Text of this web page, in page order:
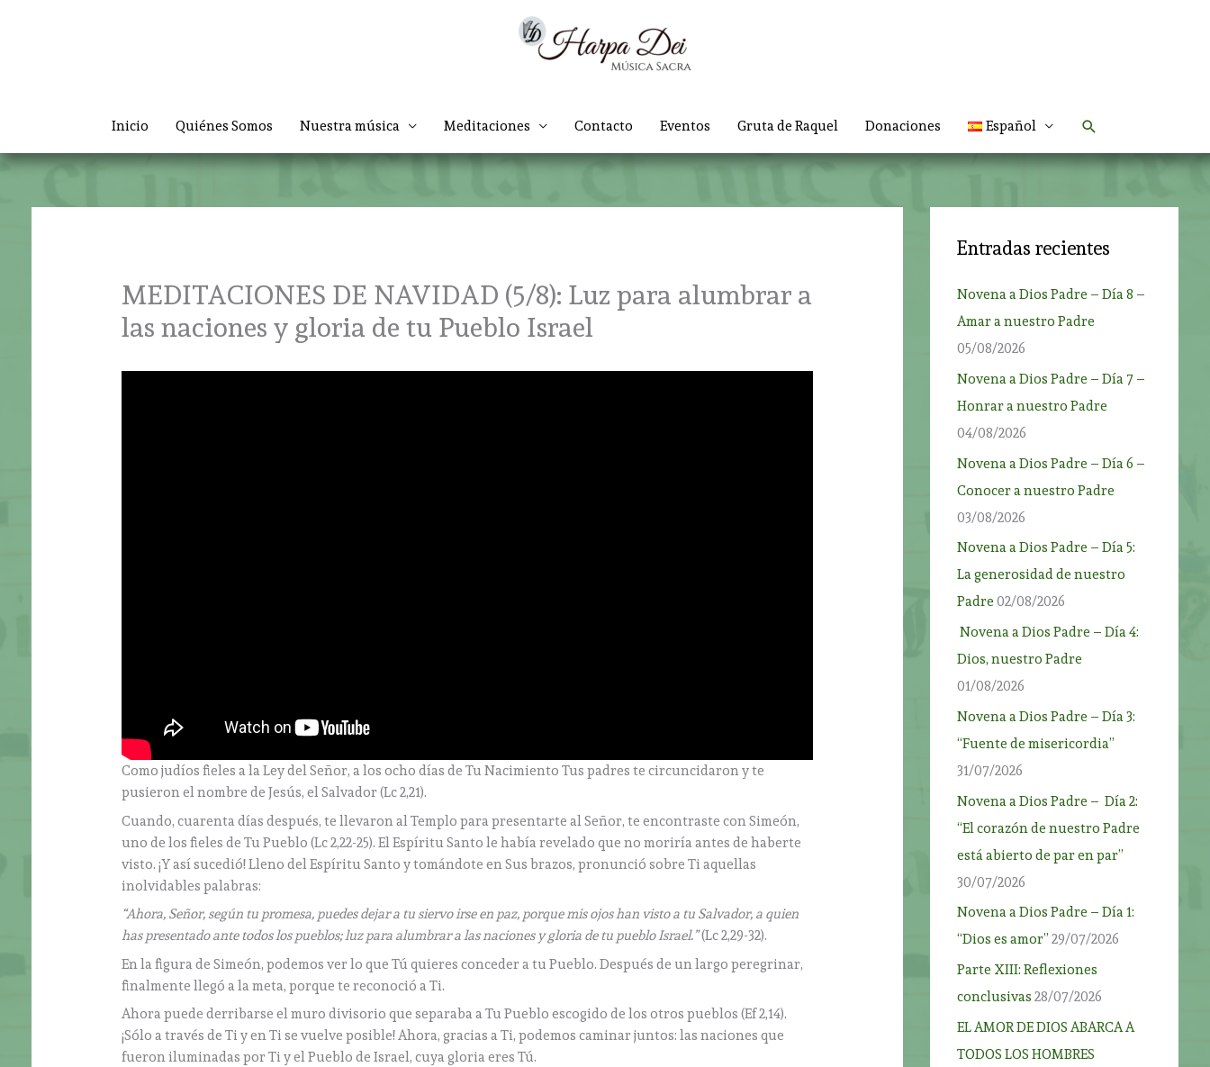
Inicio Quiénes Somos Nuestra música Meditaciones Contacto Eventos Gruta de Raquel Donaciones Español Buscar
MEDITACIONES DE NAVIDAD (5/8): Luz para alumbrar a
las naciones y gloria de tu Pueblo Israel
Como judíos fieles a la Ley del Señor, a los ocho días de Tu Nacimiento Tus padres te circuncidaron y te
pusieron el nombre de Jesús, el Salvador (Lc 2,21).
Cuando, cuarenta días después, te llevaron al Templo para presentarte al Señor, te encontraste con Simeón,
uno de los fieles de Tu Pueblo (Lc 2,22-25). El Espíritu Santo le había revelado que no moriría antes de haberte
visto. ¡Y así sucedió! Lleno del Espíritu Santo y tomándote en Sus brazos, pronunció sobre Ti aquellas
inolvidables palabras:
“Ahora, Señor, según tu promesa, puedes dejar a tu siervo irse en paz, porque mis ojos han visto a tu Salvador, a quien
has presentado ante todos los pueblos; luz para alumbrar a las naciones y gloria de tu pueblo Israel.”(Lc 2,29-32).
En la figura de Simeón, podemos ver lo que Tú quieres conceder a tu Pueblo. Después de un largo peregrinar,
finalmente llegó a la meta, porque te reconoció a Ti.
Ahora puede derribarse el muro divisorio que separaba a Tu Pueblo escogido de los otros pueblos (Ef 2,14).
¡Sólo a través de Ti y en Ti se vuelve posible! Ahora, gracias a Ti, podemos caminar juntos: las naciones que
fueron iluminadas por Ti y el Pueblo de Israel, cuya gloria eres Tú.
Entradas recientes
Novena a Dios Padre – Día 8 –
Amar a nuestro Padre
05/08/2026
Novena a Dios Padre – Día 7 –
Honrar a nuestro Padre
04/08/2026
Novena a Dios Padre – Día 6 –
Conocer a nuestro Padre
03/08/2026
Novena a Dios Padre – Día 5:
La generosidad de nuestro
Padre 02/08/2026
Novena a Dios Padre – Día 4:
Dios, nuestro Padre
01/08/2026
Novena a Dios Padre – Día 3:
“Fuente de misericordia”
31/07/2026
Novena a Dios Padre – Día 2:
“El corazón de nuestro Padre
está abierto de par en par”
30/07/2026
Novena a Dios Padre – Día 1:
“Dios es amor” 29/07/2026
Parte XIII: Reflexiones
conclusivas 28/07/2026
EL AMOR DE DIOS ABARCA A
TODOS LOS HOMBRES